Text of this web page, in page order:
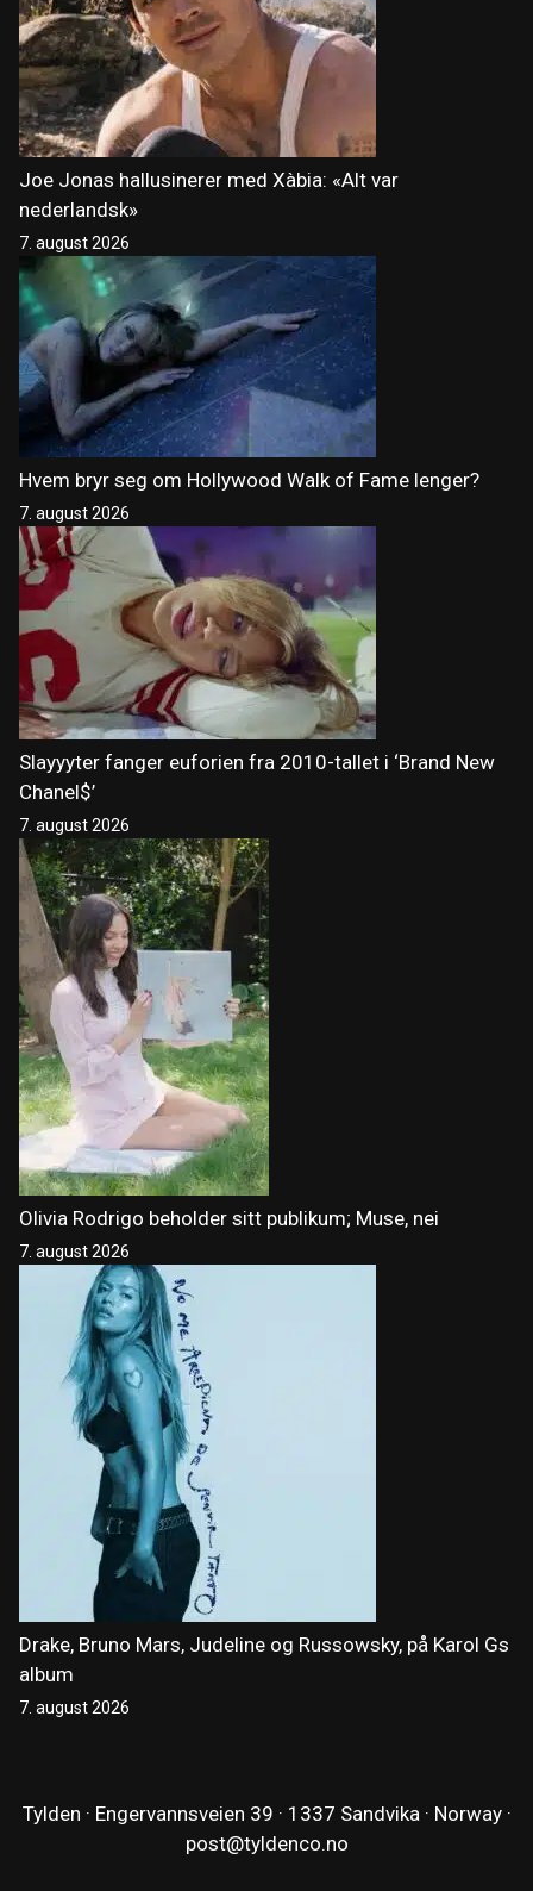
Joe Jonas hallusinerer med Xàbia: «Alt var
nederlandsk»
7. august 2026
Hvem bryr seg om Hollywood Walk of Fame lenger?
7. august 2026
Slayyyter fanger euforien fra 2010-tallet i ‘Brand New
Chanel$’
7. august 2026
Olivia Rodrigo beholder sitt publikum; Muse, nei
7. august 2026
Drake, Bruno Mars, Judeline og Russowsky, på Karol Gs
album
7. august 2026
Tylden · Engervannsveien 39 · 1337 Sandvika · Norway ·
post@tyldenco.no